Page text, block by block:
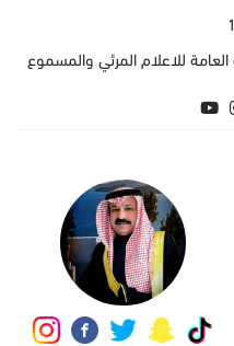
للاعلام المرئي والمسموع